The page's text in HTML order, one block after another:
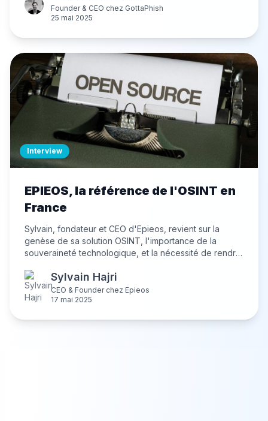
priorités d'innovation pour l'année à venir.
Founder & CEO chez GottaPhish
25 mai 2025
Interview
EPIEOS, la référence de l'OSINT en
France
Sylvain, fondateur et CEO d'Epieos, revient sur la
genèse de sa solution OSINT, l'importance de la
souveraineté technologique, et la nécessité de rendre
maîtrisée. Il partage sa vision d'une cybersécurité
ancrée dans le réel, où l'humain reste au cœur de la
réponse aux menaces.
Sylvain Hajri
CEO & Founderchez Epieos
17 mai 2025